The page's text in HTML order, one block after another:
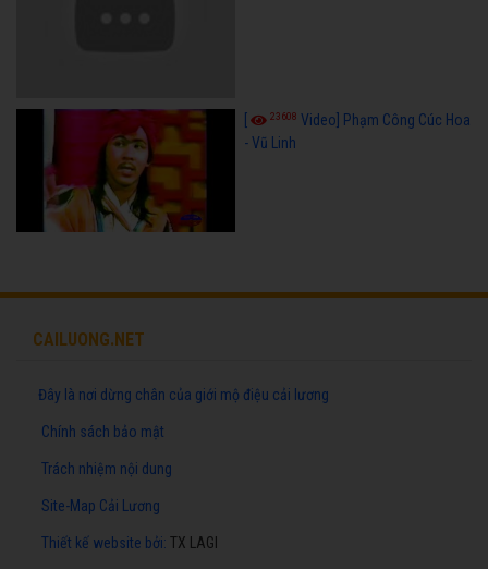
23608 Video] Phạm Công Cúc Hoa
- Vũ Linh
CAILUONG.NET
Đây là nơi dừng chân của giới mộ điệu cải lương
Chính sách bảo mật
Trách nhiệm nội dung
Site-Map Cải Lương
Thiết kế website bởi: TX LAGI